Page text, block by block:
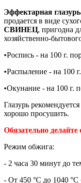
Эффектарная глазурь
продается в виде
СВИНЕЦ, пригодна
хозяйственно-
•Роспись - на 100 г.
•Распыление - на 100
•Окунание - на 100 г.
Глазурь
хорошо просушить.
Обязательно
Режим обжига:
- 2 часа 30 минут до
- От 450 °С до 1040